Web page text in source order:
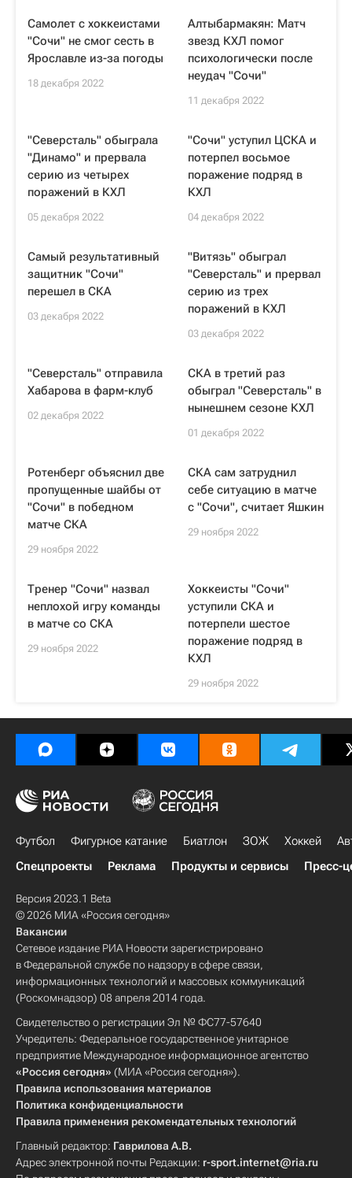
Самолет с хоккеистами
"Сочи" не смог сесть в
Ярославле из-за погоды
18 декабря 2022
Алтыбармакян: Матч
звезд КХЛ помог
психологически после
неудач "Сочи"
11 декабря 2022
"Северсталь" обыграла
"Динамо" и прервала
серию из четырех
поражений в КХЛ
05 декабря 2022
"Сочи" уступил ЦСКА и
потерпел восьмое
поражение подряд в
КХЛ
04 декабря 2022
Самый результативный
защитник "Сочи"
перешел в СКА
03 декабря 2022
"Витязь" обыграл
"Северсталь" и прервал
серию из трех
поражений в КХЛ
03 декабря 2022
"Северсталь" отправила
Хабарова в фарм-клуб
02 декабря 2022
СКА в третий раз
обыграл "Северсталь" в
нынешнем сезоне КХЛ
01 декабря 2022
Ротенберг объяснил две
пропущенные шайбы от
"Сочи" в победном
матче СКА
29 ноября 2022
СКА сам затруднил
себе ситуацию в матче
с "Сочи", считает Яшкин
29 ноября 2022
Тренер "Сочи" назвал
неплохой игру команды
в матче со СКА
29 ноября 2022
Хоккеисты "Сочи"
уступили СКА и
потерпели шестое
поражение подряд в
КХЛ
29 ноября 2022
Футбол Фигурное катание Биатлон ЗОЖ Хоккей
Спецпроекты
Реклама Продукты и сервисы Пресс-
Версия 2023.1 Beta
© 2026 МИА «Россия сегодня»
Вакансии
Сетевое издание РИА Новости зарегистрировано
в Федеральной службе по надзору в сфере связи,
информационных технологий и массовых коммуникаций
(Роскомнадзор) 08 апреля 2014 года.
Свидетельство о регистрации Эл № ФС77-57640
Учредитель: Федеральное государственное унитарное
предприятие Международное информационное агентство
«Россия сегодня» (МИА «Россия сегодня»).
Правила использования материалов
Политика конфиденциальности
Правила применения рекомендательных технологий
Главный редактор: Гаврилова А.В.
Адрес электронной почты Редакции: r-sport.internet@ria.ru